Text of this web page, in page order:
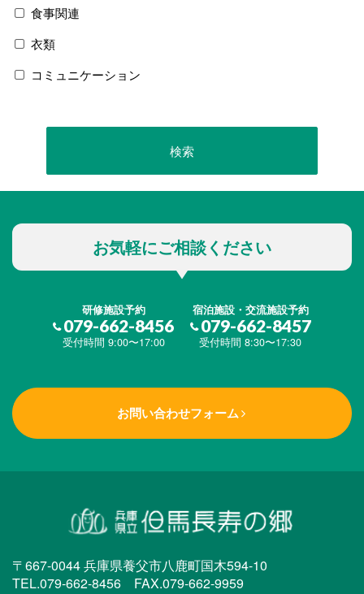
食事関連
衣類
コミュニケーション
お気軽にご相談ください
研修施設予約
079-662-8456
受付時間 9:00〜17:00
宿泊施設・交流施設予約
079-662-8457
受付時間 8:30〜17:30
お問い合わせフォーム
〒667-0044 兵庫県養父市八鹿町国木594-10
TEL.079-662-8456 FAX.079-662-9959